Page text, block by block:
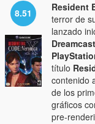
8.51 Resident
terror de
lanzado
Dreamcast
título
contenido
de los
gráficos
pre-